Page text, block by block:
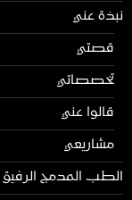
نبذة عني
قصتي
تخصصاتي
قالوا عني
مشاريعي
الطب المدمج الرفيق